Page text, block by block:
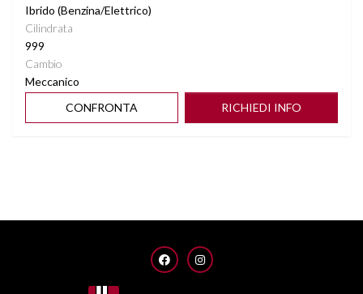
Ibrido (Benzina/Elettrico)
Cilindrata
999
Cambio
Meccanico
CONFRONTA
RICHIEDI INFO
FACEBOOKINSTAGRAM